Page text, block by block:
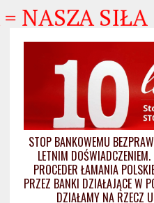
SIŁA
STOP BANKOWEMU
LETNIM
PROCEDER ŁAMANIA
PRZEZ BANKI DZIAŁAJĄCE W
DZIAŁAMY NA RZECZ